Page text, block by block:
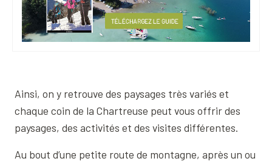
Ainsi, on y retrouve des paysages très variés et
chaque coin de la Chartreuse peut vous offrir des
paysages, des activités et des visites différentes.
Au bout d’une petite route de montagne, après un ou